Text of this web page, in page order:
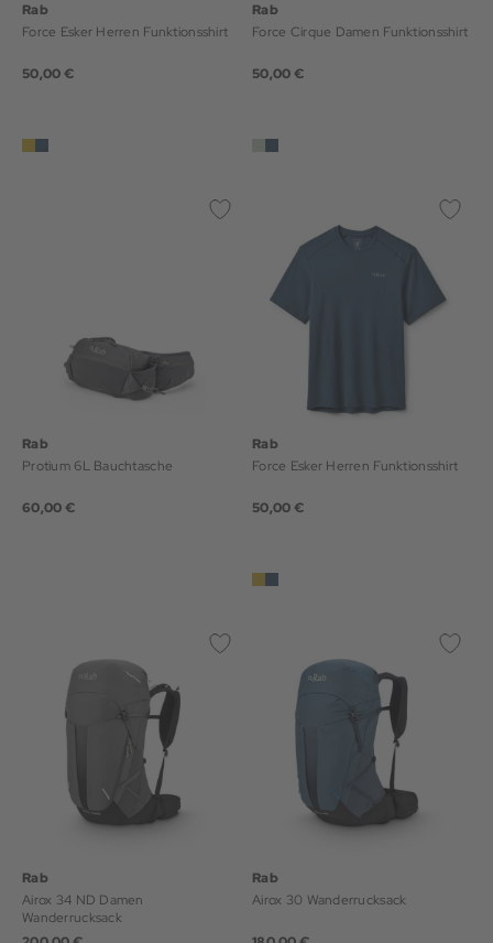
Rab
Force Esker Herren Funktionsshirt
50,00 €
Rab
Force Cirque Damen Funktionsshirt
50,00 €
Rab
Protium 6L Bauchtasche
60,00 €
Rab
Force Esker Herren Funktionsshirt
50,00 €
Rab
Airox 34 ND Damen
Wanderrucksack
Rab
Airox 30 Wanderrucksack